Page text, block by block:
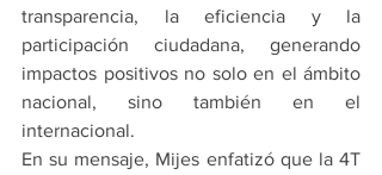
transparencia, la eficiencia y la
participación ciudadana, generando
impactos positivos no solo en el ámbito
nacional, sino también en el
internacional.
En su mensaje, Mijes enfatizó que la 4T